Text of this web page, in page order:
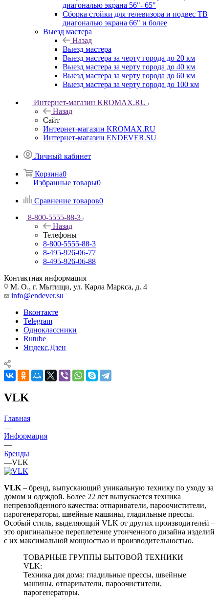
диагональю экрана 56"- 65"
Сборка стойки для телевизора и подвес ТВ
диагональю экрана 66" и более
Выезд мастера
Назад
Выезд мастера
Выезд мастера за черту города до 20 км
Выезд мастера за черту города до 40 км
Выезд мастера за черту города до 60 км
Выезд мастера за черту города до 100 км
Интернет-магазин KROMAX.RU
Назад
Сайт
Интернет-магазин KROMAX.RU
Интернет-магазин ENDEVER.SU
Личный кабинет
Корзина0
Избранные товары0
Сравнение товаров0
8-800-5555-88-3
Назад
Телефоны
8-800-5555-88-3
8-495-926-06-77
8-495-926-06-88
Контактная информация
М. О., г. Мытищи, ул. Карла Маркса, д. 4
info@endever.su
Вконтакте
Telegram
Одноклассники
Rutube
Яндекс.Дзен
VLK
Главная
—
Информация
—
Бренды
—VLK
VLK – бренд, выпускающий уникальную технику по уходу за
домом и одеждой. Более 22 лет выпускается техника
непревзойденного качества: отпариватели, пароочистители,
парогенераторы, швейные машины, гладильные прессы.
Особый стиль, выделяющий VLK от других производителей –
это оригинальное переплетение утонченного дизайна изделий
с их максимальной мощностью и производительностью.
ТОВАРНЫЕ ГРУППЫ БЫТОВОЙ ТЕХНИКИ
VLK:
Техника для дома: гладильные прессы, швейные
машины, отпариватели, пароочистители,
парогенераторы.